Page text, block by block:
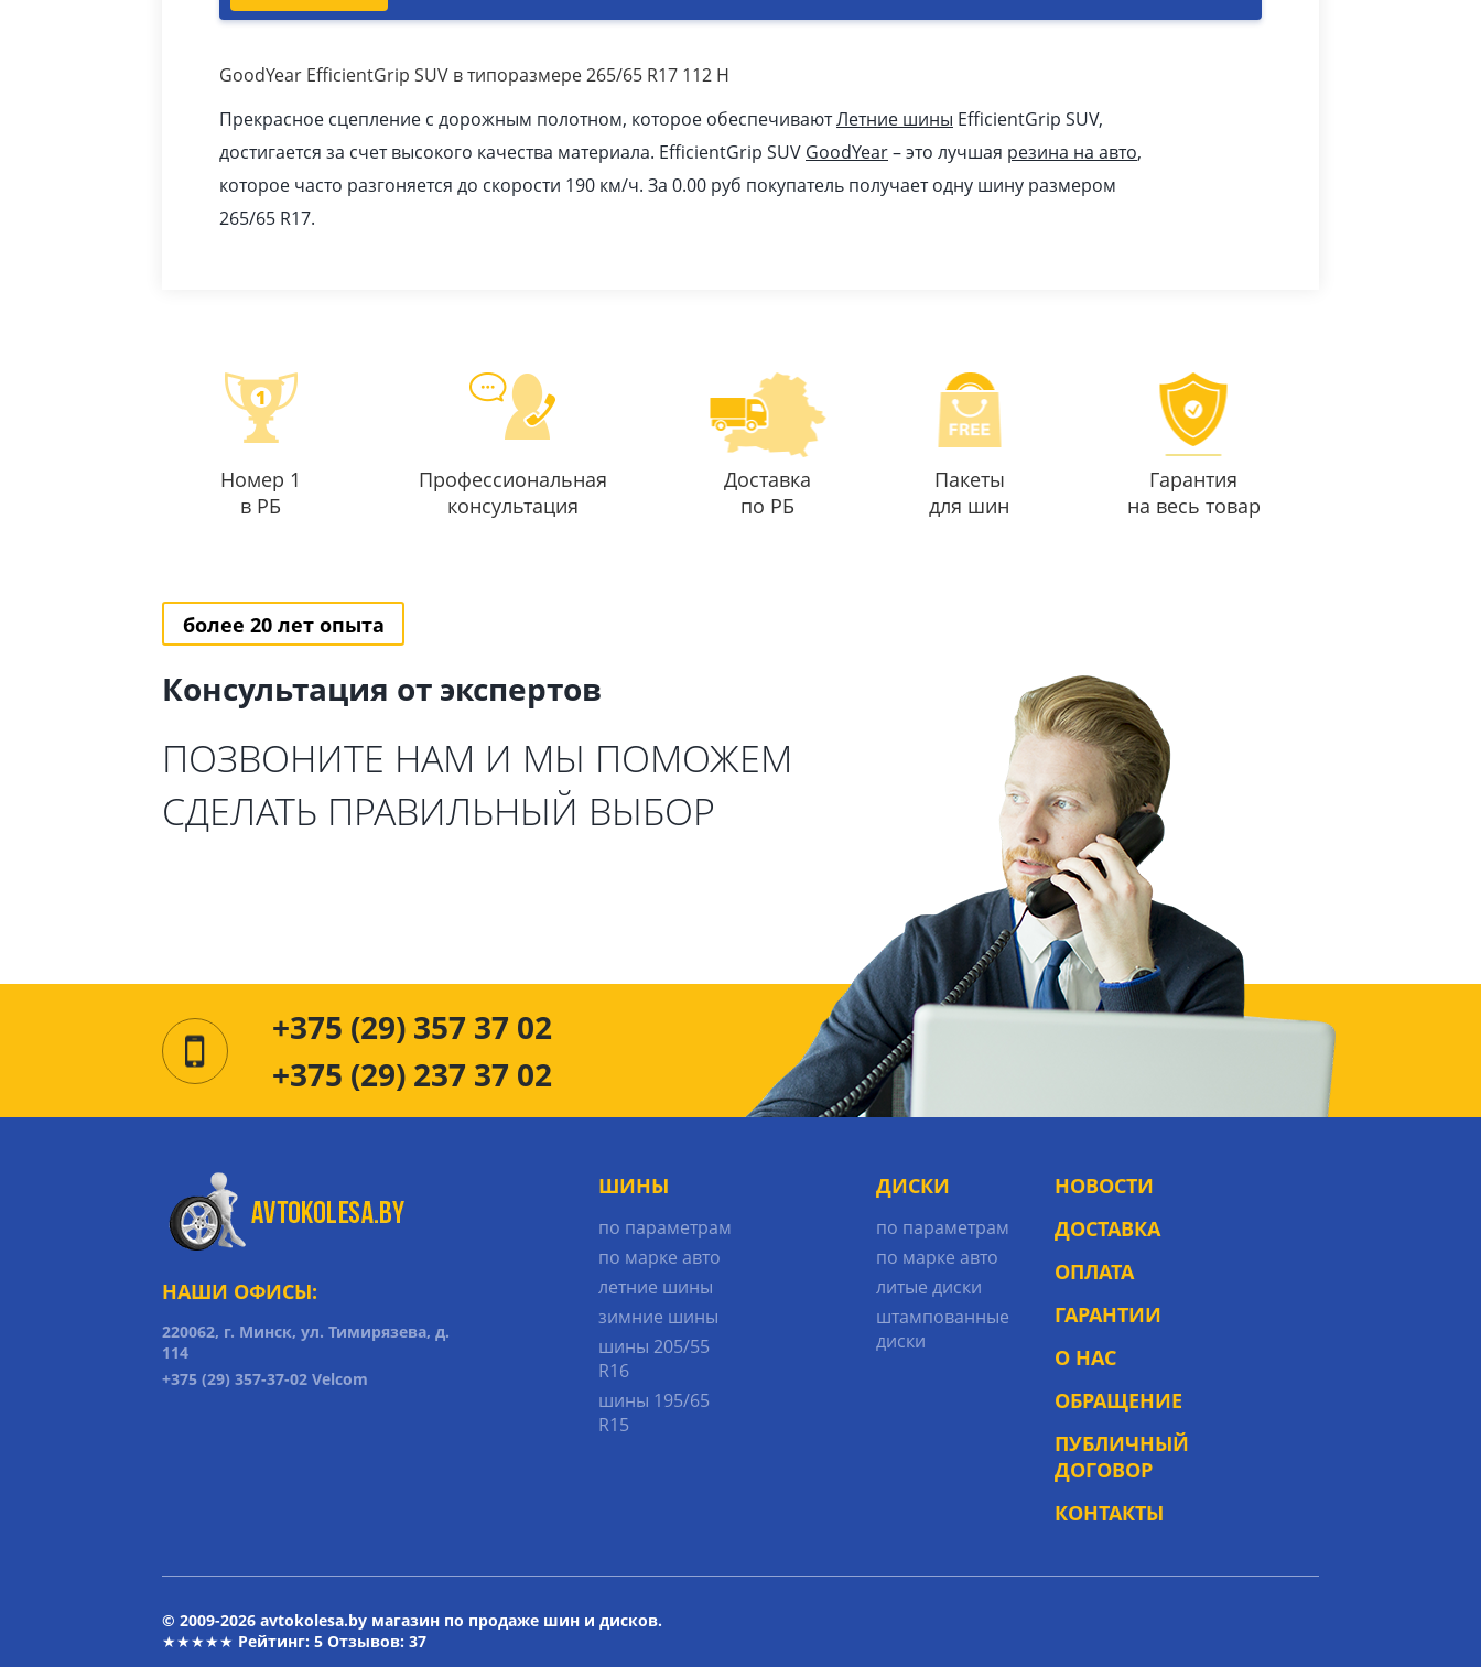
GoodYear EfficientGrip SUV в типоразмере 265/65 R17 112 H
Прекрасное сцепление с дорожным полотном, которое обеспечиваютЛетние шины EfficientGrip SUV,
достигается за счет высокого качества материала. EfficientGrip SUV GoodYear– это лучшая резина на авто,
которое часто разгоняется до скорости 190 км/ч. За 0.00 pуб покупатель получает одну шину размером
265/65 R17.
Номер 1
в РБ
Профессиональная
консультация
Доставка
по РБ
Пакеты
для шин
Гарантия
на весь товар
более 20 лет опыта
Консультация от экспертов
ПОЗВОНИТЕ НАМ И МЫ ПОМОЖЕМ
СДЕЛАТЬ ПРАВИЛЬНЫЙ ВЫБОР
+375 (29) 357 37 02
+375 (29) 237 37 02
НАШИ ОФИСЫ:
220062, г. Минск, ул. Тимирязева, д.
114
+375 (29) 357-37-02 Velcom
ШИНЫ
по параметрам
по марке авто
летние шины
зимние шины
шины 205/55
R16
шины 195/65
R15
ДИСКИ
по параметрам
по марке авто
литые диски
штампованные
диски
НОВОСТИ
ДОСТАВКА
ОПЛАТА
ГАРАНТИИ
О НАС
ОБРАЩЕНИЕ
ПУБЛИЧНЫЙ
ДОГОВОР
КОНТАКТЫ
© 2009-2026 avtokolesa.by магазин по продаже шин и дисков.
★★★★★ Рейтинг: 5 Отзывов: 37